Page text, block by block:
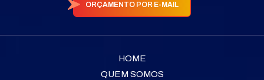
ORÇAMENTO POR E-MAIL
HOME
QUEM SOMOS